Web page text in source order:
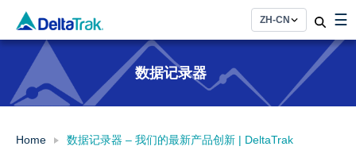
☰
content
数据记录器
Home 数据记录器 – 我们的最新产品创新 | DeltaTrak